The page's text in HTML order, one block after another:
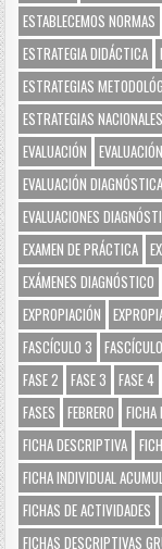
ESTABLECEMOS NORMAS
ESTRATEGIA DIDÁCTICA
ESTRATEGIAS
ESTRATEGIAS NACIONALES
EVALUACIÓN
EVALUACIÓN DIAGNÓSTICA
EVALUACIONES
EXAMEN DE PRÁCTICA
EXÁMENES DIAGNÓSTICO
EXPROPIACIÓN
FASCÍCULO 3
FASE 2
FASE 3 FASE 4
FASES
FEBRERO FICHA
FICHA DESCRIPTIVA
FICHA INDIVIDUAL
FICHAS DE ACTIVIDADES
FICHAS DESCRIPTIVAS